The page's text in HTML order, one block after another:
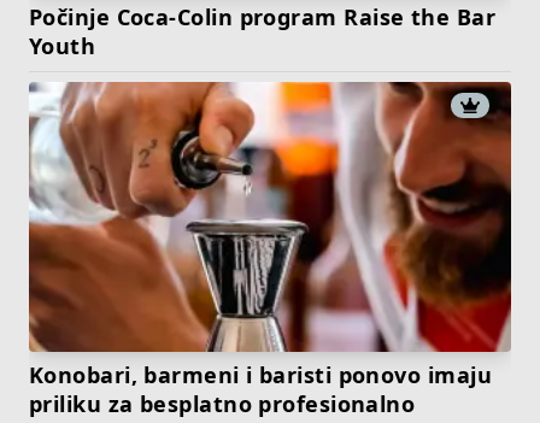
Počinje Coca-Colin program Raise the Bar
Youth
Konobari, barmeni i baristi ponovo imaju
priliku za besplatno profesionalno